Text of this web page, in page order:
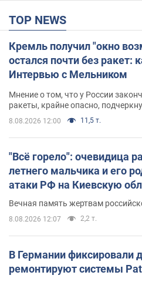
TOP NEWS
Кремль получил "окно
остался почти без ракет:
Интервью с Мельником
Мнение о том, что у России
ракеты, крайне опасно,
8.08.2026 12:00 11,5 т.
"Всё горело": очевидица
летнего мальчика и его
атаки РФ на Киевскую
Вечная память жертвам
8.08.2026 12:07 2,2 т.
В Германии фиксировали
ремонтируют системы